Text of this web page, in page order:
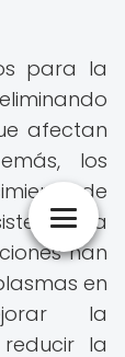
para la
afectan
los
de
a
han
en
la
la